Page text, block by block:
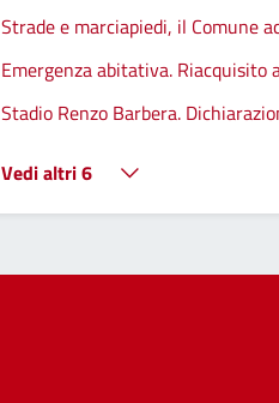
Strade e marciapiedi, il Comune
Emergenza abitativa. Riacquisito
Stadio Renzo Barbera.
Vedi altri 6